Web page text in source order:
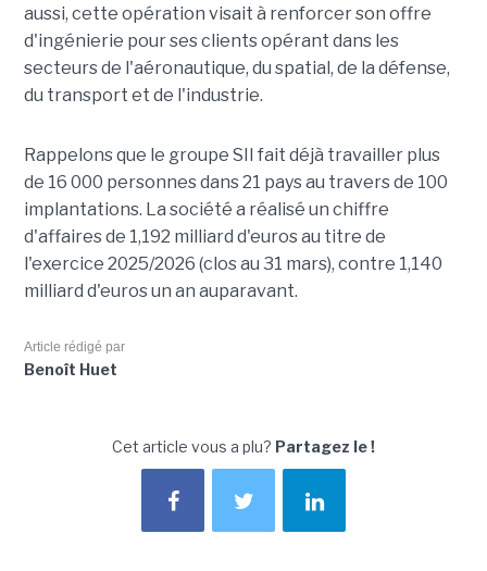
aussi, cette opération visait à renforcer son offre
d'ingénierie pour ses clients opérant dans les
secteurs de l'aéronautique, du spatial, de la défense,
du transport et de l'industrie.
Rappelons que le groupe SII fait déjà travailler plus
de 16 000 personnes dans 21 pays au travers de 100
implantations. La société a réalisé un chiffre
d'affaires de 1,192 milliard d'euros au titre de
l'exercice 2025/2026 (clos au 31 mars), contre 1,140
milliard d'euros un an auparavant.
Article rédigé par
Benoît Huet
Cet article vous a plu? Partagez le !